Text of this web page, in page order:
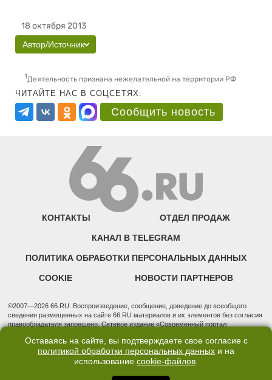
18 октября 2013
Автор/Источник
1Деятельность признана нежелательной на территории РФ
ЧИТАЙТЕ НАС В СОЦСЕТЯХ:
Сообщить новость
КОНТАКТЫ ОТДЕЛ ПРОДАЖ
КАНАЛ В TELEGRAM
ПОЛИТИКА ОБРАБОТКИ ПЕРСОНАЛЬНЫХ ДАННЫХ
COOKIE НОВОСТИ ПАРТНЕРОВ
©2007—2026 66.RU. Воспроизведение, сообщение, доведение до всеобщего
сведения размещенных на сайте 66.RU материалов и их элементов без согласия
правообладателя запрещено. Сетевое издание «Современный портал
надзору в сфере связи, информационных технологий и массовых коммуникаций
(Роскомнадзор). Регистрационный номер ЭЛ № ФС 77 - 76634 от 02.09.2019
Учредитель: Общество с ограниченной ответственностью "66.ру". Юридический
Оставаясь на сайте, вы подтверждаете свое согласие с
политикой обработки персональных данных и на
использование cookie-файлов.